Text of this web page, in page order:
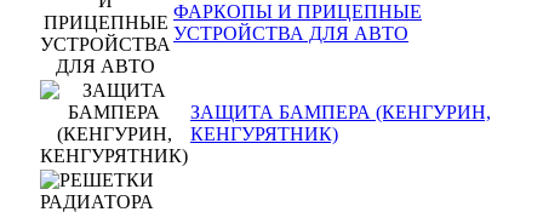
ФАРКОПЫ И ПРИЦЕПНЫЕ
УСТРОЙСТВА ДЛЯ АВТО
ЗАЩИТА БАМПЕРА (КЕНГУРИН,
КЕНГУРЯТНИК)